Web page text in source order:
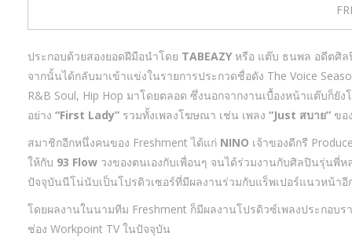
ประกอบด้วยสองยอดฝีมือนำโดย TABEAZY หรือ แต๊บ ธนพล อดีตศิล
จากนั้นได้กลับมาเข้าแข่งในรายการประกวดชื่อดัง The Voice
R&B Soul, Hip Hop มาโดยตลอด ซึ่งนอกจากงานเบื้องหน้าแต๊บก็
อย่าง “First Lady” รวมทั้งเพลงโฆษณา เช่น เพลง “Just สบาย” ขอ
สมาชิกอีกหนึ่งคนของ Freshment ได้แก่ NINO เจ้าของดีกรี
ให้กับ 93 Flow วงของตนเองกับเพื่อนๆ จนได้ร่วมงานกับศิลปินรุ่นพี่
ปัจจุบันนีโน่นับเป็นโปรดิวเซอร์ที่มีผลงานร่วมกับแร็พเปอร์แนวหน้า
โดยผลงานในนามทีม Freshment ก็มีผลงานโปรดิวซ์เพลงประกอบร
ช่อง Workpoint TV ในปัจจุบัน